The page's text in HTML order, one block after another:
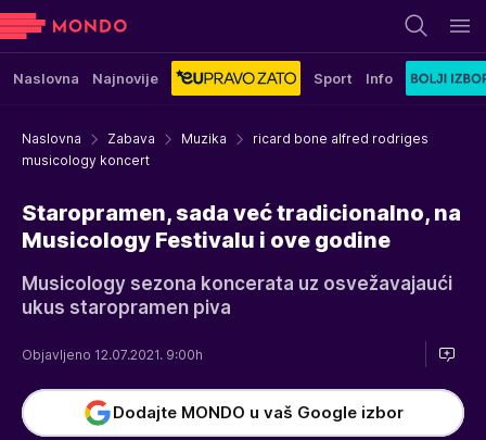
Naslovna Najnovije Sport Info
Naslovna Zabava Muzika
ricard bone alfred rodriges
musicology koncert
Staropramen, sada već tradicionalno, na
Musicology Festivalu i ove godine
Musicology sezona koncerata uz osvežavajaući
ukus staropramen piva
Objavljeno 12.07.2021. 9:00h
Dodajte MONDO u vaš Google izbor